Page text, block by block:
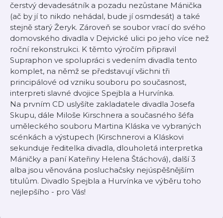
čerstvý devadesátník a pozadu nezůstane Mánička
(ač by jí to nikdo nehádal, bude jí osmdesát) a také
stejně starý Žeryk. Zároveň se soubor vrací do svého
domovského divadla v Dejvické ulici po jeho více než
roční rekonstrukci. K těmto výročím připravil
Supraphon ve spolupráci s vedením divadla tento
komplet, na němž se představují všichni tři
principálové od vzniku souboru po současnost,
interpreti slavné dvojice Spejbla a Hurvínka.
Na prvním CD uslyšíte zakladatele divadla Josefa
Skupu, dále Miloše Kirschnera a současného šéfa
uměleckého souboru Martina Kláska ve vybraných
scénkách a výstupech (Kirschnerovi a Kláskovi
sekunduje ředitelka divadla, dlouholetá interpretka
Máničky a paní Kateřiny Helena Štáchová), další 3
alba jsou věnována posluchačsky nejúspěšnějším
titulům. Divadlo Spejbla a Hurvínka ve výběru toho
nejlepšího - pro Vás!